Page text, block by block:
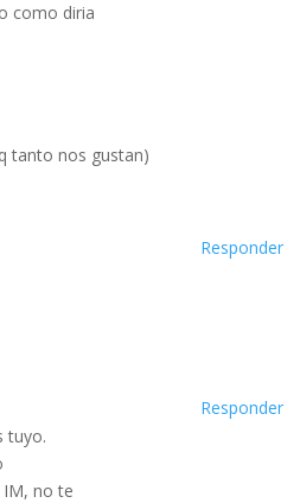
como diria
tanto nos gustan)
Responder
tuyo.
IM, no te
Responder